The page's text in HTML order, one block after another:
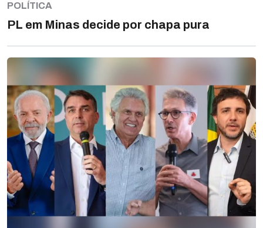
POLÍTICA
PL em Minas decide por chapa pura